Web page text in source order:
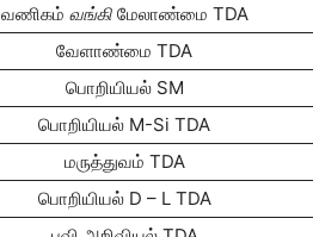
வணிகம் வங்கிமேலாண்மை TDA
வேளாண்மை TDA
பொறியியல் SM
பொறியியல் M-Si TDA
மருத்துவம் TDA
பொறியியல் D – L TDA